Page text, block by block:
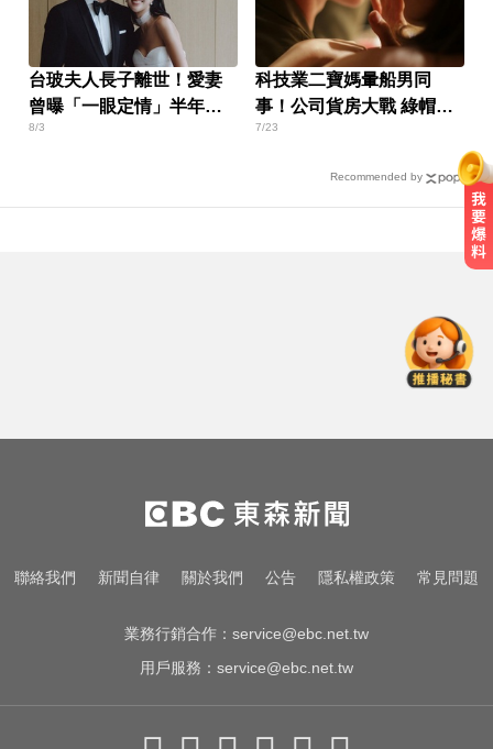
台玻夫人長子離世！愛妻
曾曝「一眼定情」半年就
定終身
8/3
科技業二寶媽暈船男同
事！公司貨房大戰 綠帽夫
崩潰
7/23
Recommended by
捷
環法女子自行車賽爆「胸罩作
弊」！官方急出手
白海豚逼近放颱風假？蔣萬安說話
聯絡我們 新聞自律 關於我們 公告 隱私權政策 常見問題
業務行銷合作： service@ebc.net.tw
用戶服務： service@ebc.net.tw